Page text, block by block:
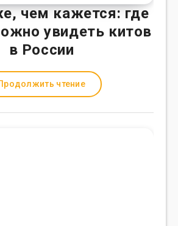
чем кажется: где
увидеть китов
в России
чтение